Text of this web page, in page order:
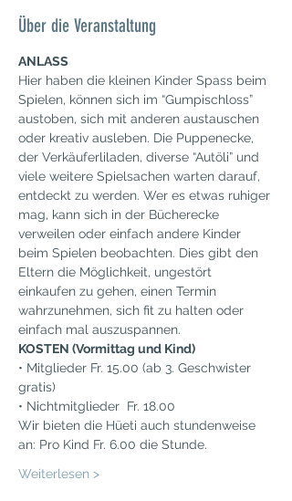
Über die Veranstaltung
ANLASS
Hier haben die kleinen Kinder Spass beim
Spielen, können sich im “Gumpischloss”
austoben, sich mit anderen austauschen
oder kreativ ausleben. Die Puppenecke,
der Verkäuferliladen, diverse “Autöli” und
viele weitere Spielsachen warten darauf,
entdeckt zu werden. Wer es etwas ruhiger
mag, kann sich in der Bücherecke
verweilen oder einfach andere Kinder
beim Spielen beobachten. Dies gibt den
Eltern die Möglichkeit, ungestört
einkaufen zu gehen, einen Termin
wahrzunehmen, sich fit zu halten oder
einfach mal auszuspannen.
KOSTEN (Vormittag und Kind)
• Mitglieder Fr. 15.00 (ab 3. Geschwister
gratis)
• Nichtmitglieder  Fr. 18.00
Wir bieten die Hüeti auch stundenweise
an: Pro Kind Fr. 6.00 die Stunde.
Weiterlesen >